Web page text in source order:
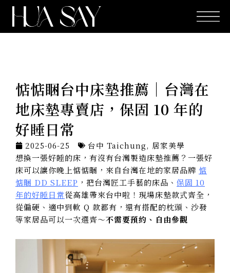
惦惦睏台中床墊推薦｜台灣在
地床墊專賣店，保固 10 年的
好睡日常
2025-06-25 台中 Taichung, 居家美學
想換一張好睡的床，有沒有台灣製造床墊推薦？一張好
床可以讓你晚上惦惦睏，來自台灣在地的家居品牌 惦
惦睏 DD SLEEP ，把台灣匠工手藝的床品、 保固 10
年的好睡日常從高雄帶來台中啦！現場床墊款式齊全，
從偏硬、適中到軟 Q 款都有，還有搭配的枕頭、沙發
等家居品可以一次選齊～不需要預約、自由參觀